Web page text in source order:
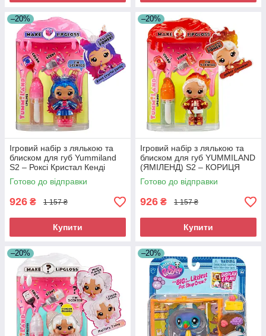
–20%
Ігровий набір з лялькою та
блиском для губ Yummiland
S2 – Роксі Кристал Кенді
525486
Готово до відправки
926 ₴ 1 157 ₴
Купити
–20%
Ігровий набір з лялькою та
блиском для губ YUMMILAND
(ЯМІЛЕНД) S2 – КОРИЦЯ
АМБЕР (525615)
Готово до відправки
926 ₴ 1 157 ₴
Купити
–20% –20%